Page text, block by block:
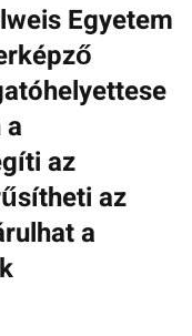
Egyetem
az
az
a